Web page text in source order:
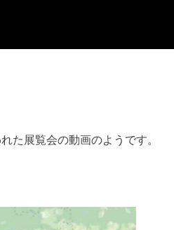
た展覧会の動画のようです。